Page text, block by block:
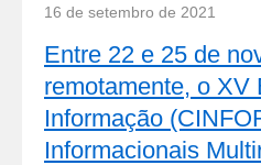
16 de setembro de 2021
Entre 22 e 25 de
remotamente, o XV
Informação
Informacionais